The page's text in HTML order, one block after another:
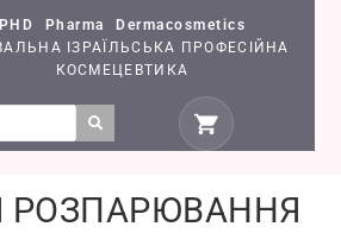
PHD Pharma Dermacosmetics
ІЗРАЇЛЬСЬКА ПРОФЕСІЙНА
КОСМЕЦЕВТИКА
РОЗПАРЮВАННЯ